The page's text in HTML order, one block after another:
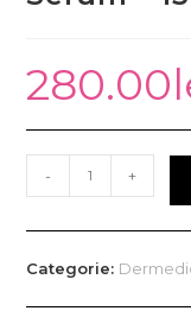
280.00
- +
Categorie: